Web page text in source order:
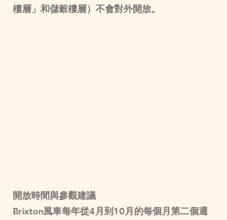
樓層」和儲穀樓層）不會對外開放。
開放時間與參觀建議
Brixton風車每年從4月到10月的每個月第二個週